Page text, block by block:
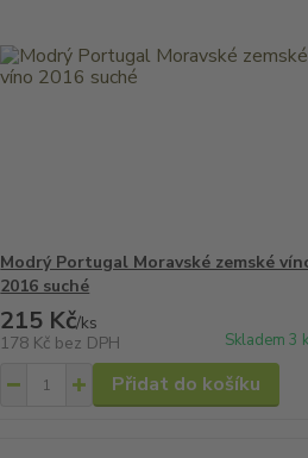
Modrý Portugal Moravské zemské
2016 suché
215 Kč/ks
178 Kč bez DPH Skladem 3
Přidat do košíku